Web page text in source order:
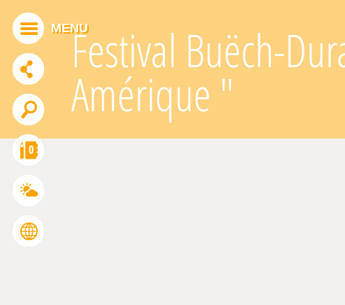
Festival Buëch-
Amérique "
MENU
ADDTHIS EST DÉSACTIVÉ. Autoriser
0
FRANÇAIS